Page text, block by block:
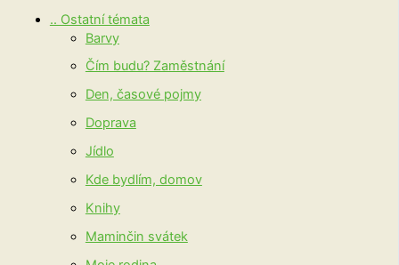
.. Ostatní témata
Barvy
Čím budu? Zaměstnání
Den, časové pojmy
Doprava
Jídlo
Kde bydlím, domov
Knihy
Maminčin svátek